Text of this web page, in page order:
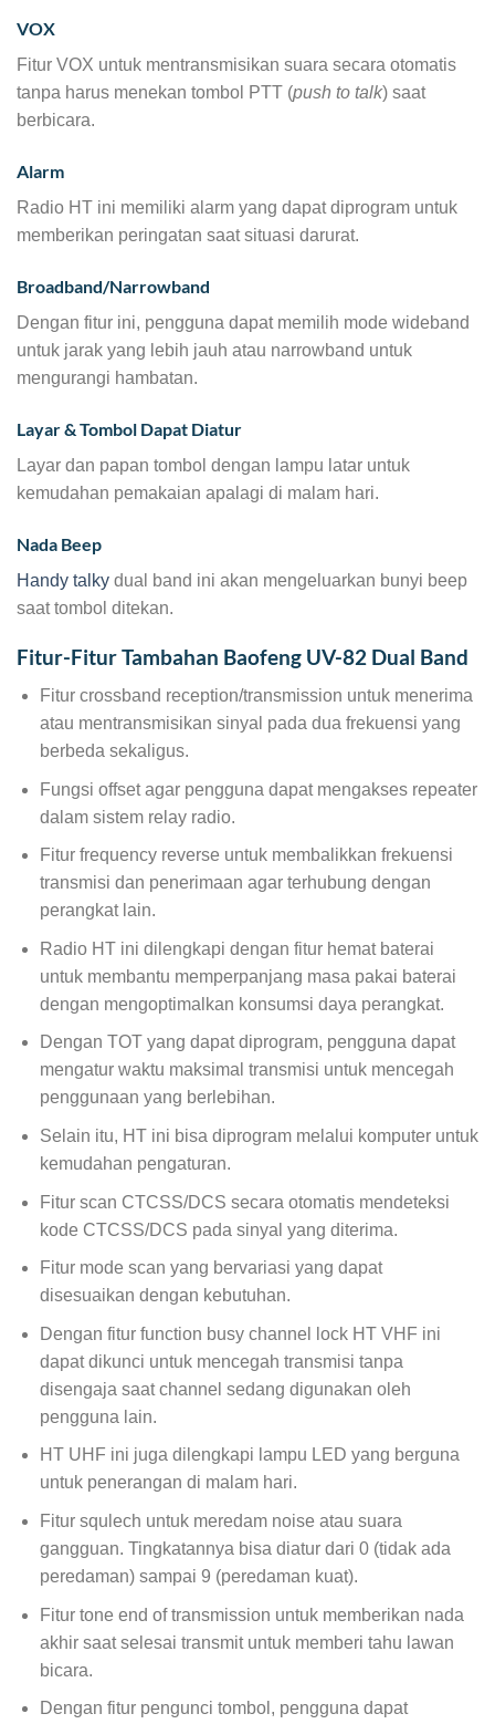
VOX
Fitur VOX untuk mentransmisikan suara secara otomatis
tanpa harus menekan tombol PTT (push to talk) saat
berbicara.
Alarm
Radio HT ini memiliki alarm yang dapat diprogram untuk
memberikan peringatan saat situasi darurat.
Broadband/Narrowband
Dengan fitur ini, pengguna dapat memilih mode wideband
untuk jarak yang lebih jauh atau narrowband untuk
mengurangi hambatan.
Layar & Tombol Dapat Diatur
Layar dan papan tombol dengan lampu latar untuk
kemudahan pemakaian apalagi di malam hari.
Nada Beep
Handy talky dual band ini akan mengeluarkan bunyi beep
saat tombol ditekan.
Fitur-Fitur Tambahan Baofeng UV-82 Dual Band
Fitur crossband reception/transmission untuk menerima
atau mentransmisikan sinyal pada dua frekuensi yang
berbeda sekaligus.
Fungsi offset agar pengguna dapat mengakses repeater
dalam sistem relay radio.
Fitur frequency reverse untuk membalikkan frekuensi
transmisi dan penerimaan agar terhubung dengan
perangkat lain.
Radio HT ini dilengkapi dengan fitur hemat baterai
untuk membantu memperpanjang masa pakai baterai
dengan mengoptimalkan konsumsi daya perangkat.
Dengan TOT yang dapat diprogram, pengguna dapat
mengatur waktu maksimal transmisi untuk mencegah
penggunaan yang berlebihan.
Selain itu, HT ini bisa diprogram melalui komputer untuk
kemudahan pengaturan.
Fitur scan CTCSS/DCS secara otomatis mendeteksi
kode CTCSS/DCS pada sinyal yang diterima.
Fitur mode scan yang bervariasi yang dapat
disesuaikan dengan kebutuhan.
Dengan fitur function busy channel lock HT VHF ini
dapat dikunci untuk mencegah transmisi tanpa
disengaja saat channel sedang digunakan oleh
pengguna lain.
HT UHF ini juga dilengkapi lampu LED yang berguna
untuk penerangan di malam hari.
Fitur squlech untuk meredam noise atau suara
gangguan. Tingkatannya bisa diatur dari 0 (tidak ada
peredaman) sampai 9 (peredaman kuat).
Fitur tone end of transmission untuk memberikan nada
akhir saat selesai transmit untuk memberi tahu lawan
bicara.
Dengan fitur pengunci tombol, pengguna dapat